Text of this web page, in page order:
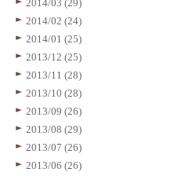
2014/03 (29)
2014/02 (24)
2014/01 (25)
2013/12 (25)
2013/11 (28)
2013/10 (28)
2013/09 (26)
2013/08 (29)
2013/07 (26)
2013/06 (26)